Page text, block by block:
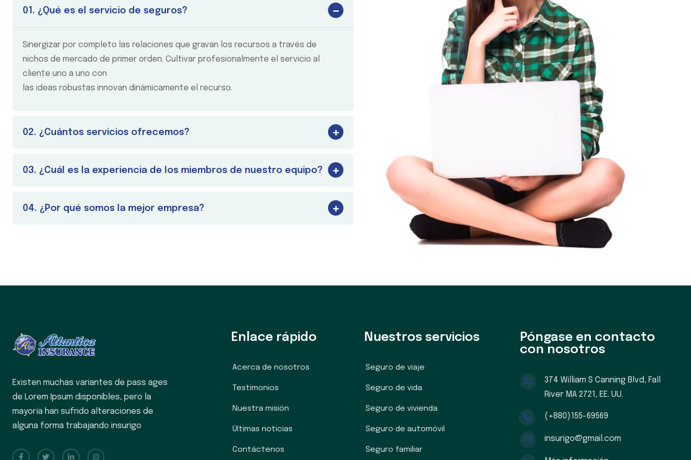
01. ¿Qué es el servicio de seguros?
Sinergizar por completo las relaciones que gravan los recursos a través de
nichos de mercado de primer orden. Cultivar profesionalmente el servicio al
cliente uno a uno con
las ideas robustas innovan dinámicamente el recurso.
02. ¿Cuántos servicios ofrecemos?
03. ¿Cuál es la experiencia de los miembros de nuestro equipo?
04. ¿Por qué somos la mejor empresa?
Existen muchas variantes de pass ages
de Lorem Ipsum disponibles, pero la
mayoría han sufrido alteraciones de
alguna forma trabajando insurigo
Enlace rápido
Acerca de nosotros
Testimonios
Nuestra misión
Últimas noticias
Contáctenos
Nuestros servicios
Seguro de viaje
Seguro de vida
Seguro de vivienda
Seguro de automóvil
Seguro familiar
Póngase en contacto
con nosotros
374 William S Canning Blvd, Fall
River MA 2721, EE. UU.
(+880)155-69569
insurigo@gmail.com